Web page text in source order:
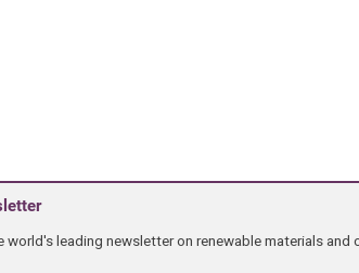
leading newsletter on renewable materials and